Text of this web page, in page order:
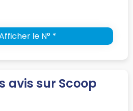
le N° *
avis sur Scoop